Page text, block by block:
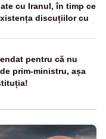
cu Iranul, în timp ce
discuțiilor cu
pentru că nu
prim-ministru, așa